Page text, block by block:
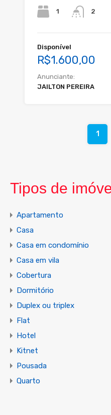
1 2
Disponível
R$1.600,00
Anunciante:
JAILTON PEREIRA
1
Tipos de
Apartamento
Casa
Casa em condomínio
Casa em vila
Cobertura
Dormitório
Duplex ou triplex
Flat
Hotel
Kitnet
Pousada
Quarto